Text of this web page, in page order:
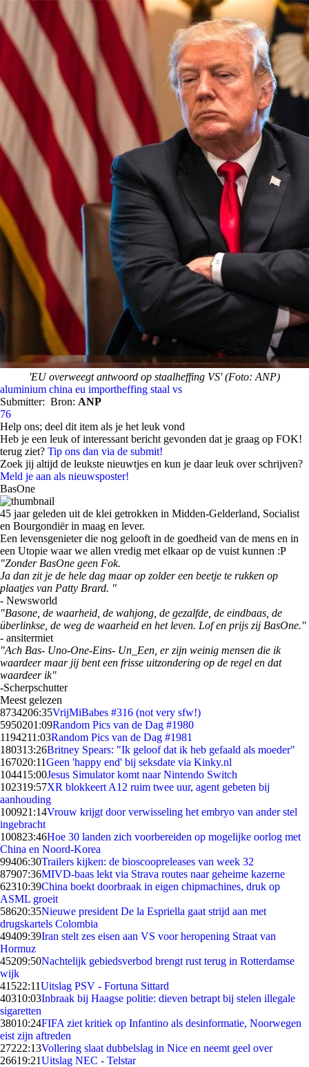
'EU overweegt antwoord op staalheffing VS' (Foto: ANP)
aluminium china eu importheffing staal vs
Submitter: Bron: ANP
76
Help ons; deel dit item als je het leuk vond
Heb je een leuk of interessant bericht gevonden dat je graag op FOK!
terug ziet? Tip ons dan via de submit!
Zoek jij altijd de leukste nieuwtjes en kun je daar leuk over schrijven?
Meld je aan als nieuwsposter!
BasOne
45 jaar geleden uit de klei getrokken in Midden-Gelderland, Socialist
en Bourgondiër in maag en lever.
Een levensgenieter die nog gelooft in de goedheid van de mens en in
een Utopie waar we allen vredig met elkaar op de vuist kunnen :P
"Zonder BasOne geen Fok.
Ja dan zit je de hele dag maar op zolder een beetje te rukken op
plaatjes van Patty Brard. "
- Newsworld
"Basone, de waarheid, de wahjong, de gezalfde, de eindbaas, de
überlinkse, de weg de waarheid en het leven. Lof en prijs zij BasOne."
- ansitermiet
"Ach Bas- Uno-One-Eins- Un_Een, er zijn weinig mensen die ik
waardeer maar jij bent een frisse uitzondering op de regel en dat
waardeer ik"
-Scherpschutter
Meest gelezen
8734206:35VrijMiBabes #316 (not very sfw!)
5950201:09Random Pics van de Dag #1980
1194211:03Random Pics van de Dag #1981
180313:26Britney Spears: "Ik geloof dat ik heb gefaald als moeder"
167020:11Geen 'happy end' bij seksdate via Kinky.nl
104415:00Jesus Simulator komt naar Nintendo Switch
102319:57XR blokkeert A12 ruim twee uur, agent gebeten bij
aanhouding
100921:14Vrouw krijgt door verwisseling het embryo van ander stel
ingebracht
100823:46Hoe 30 landen zich voorbereiden op mogelijke oorlog met
China en Noord-Korea
99406:30Trailers kijken: de bioscoopreleases van week 32
87907:36MIVD-baas lekt via Strava routes naar geheime kazerne
62310:39China boekt doorbraak in eigen chipmachines, druk op
ASML groeit
58620:35Nieuwe president De la Espriella gaat strijd aan met
drugskartels Colombia
49409:39Iran stelt zes eisen aan VS voor heropening Straat van
Hormuz
45209:50Nachtelijk gebiedsverbod brengt rust terug in Rotterdamse
wijk
41522:11Uitslag PSV - Fortuna Sittard
40310:03Inbraak bij Haagse politie: dieven betrapt bij stelen illegale
sigaretten
38010:24FIFA ziet kritiek op Infantino als desinformatie, Noorwegen
eist zijn aftreden
27222:13Vollering slaat dubbelslag in Nice en neemt geel over
26619:21Uitslag NEC - Telstar